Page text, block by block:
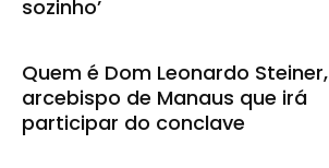
sozinho’
Quem é Dom Leonardo Steiner,
arcebispo de Manaus que irá
participar do conclave